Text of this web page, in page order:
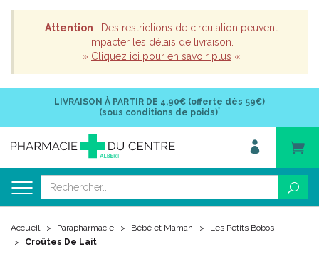
Attention : Des restrictions de circulation peuvent
impacter les délais de livraison.
» Cliquez ici pour en savoir plus «
LIVRAISON À PARTIR DE 4,90€ (offerte dès 59€)
(sous conditions de poids)*
Accueil Parapharmacie Bébé et Maman
Les Petits Bobos
Croûtes De Lait